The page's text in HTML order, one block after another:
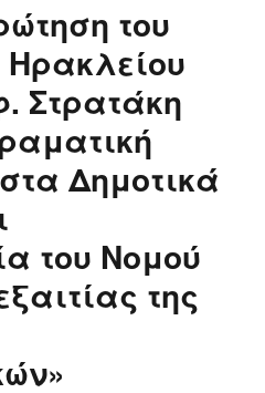
του
Στρατάκη
Δημοτικά
του Νομού
της